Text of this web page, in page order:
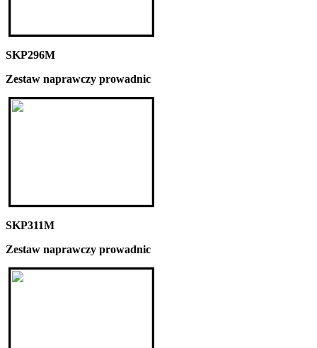
SKP296M
Zestaw naprawczy prowadnic
SKP311M
Zestaw naprawczy prowadnic